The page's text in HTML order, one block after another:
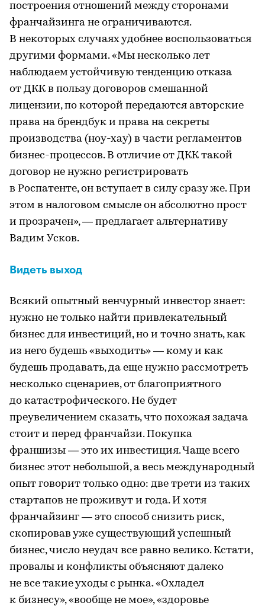
построения отношений между сторонами
франчайзинга не ограничиваются.
В некоторых случаях удобнее воспользоваться
другими формами. «Мы несколько лет
наблюдаем устойчивую тенденцию отказа
от ДКК в пользу договоров смешанной
лицензии, по которой передаются авторские
права на брендбук и права на секреты
производства (ноу-хау) в части регламентов
бизнес-процессов. В отличие от ДКК такой
договор не нужно регистрировать
в Роспатенте, он вступает в силу сразу же. При
этом в налоговом смысле он абсолютно прост
и прозрачен», — предлагает альтернативу
Вадим Усков.
Видеть выход
Всякий опытный венчурный инвестор знает:
нужно не только найти привлекательный
бизнес для инвестиций, но и точно знать, как
из него будешь «выходить» — кому и как
будешь продавать, да еще нужно рассмотреть
несколько сценариев, от благоприятного
до катастрофического. Не будет
преувеличением сказать, что похожая задача
стоит и перед франчайзи. Покупка
франшизы — это их инвестиция. Чаще всего
бизнес этот небольшой, а весь международный
опыт говорит только одно: две трети из таких
стартапов не проживут и года. И хотя
франчайзинг — это способ снизить риск,
скопировав уже существующий успешный
бизнес, число неудач все равно велико. Кстати,
провалы и конфликты объясняют далеко
не все такие уходы с рынка. «Охладел
к бизнесу», «вообще не мое», «здоровье